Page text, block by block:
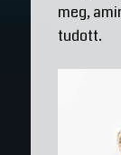
meg,
tudott.